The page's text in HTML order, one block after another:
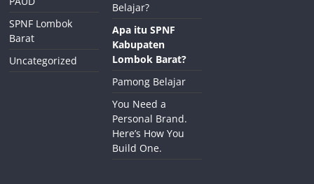
SPNF Lombok
Barat
Uncategorized
Belajar?
Apa itu SPNF
Kabupaten
Lombok Barat?
Pamong Belajar
You Need a
Personal Brand.
Here’s How You
Build One.